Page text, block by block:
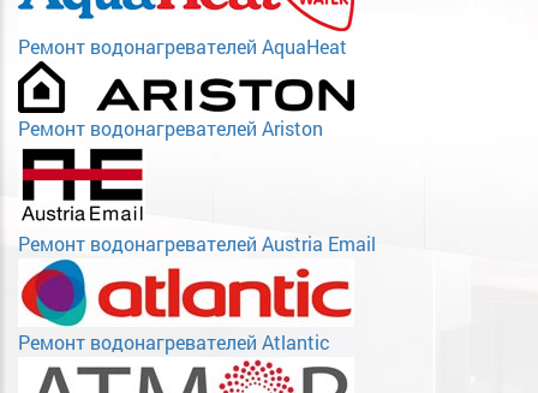
Ремонт водонагревателей AquaHeat
Ремонт водонагревателей Ariston
Ремонт водонагревателей Austria Email
Ремонт водонагревателей Atlantic